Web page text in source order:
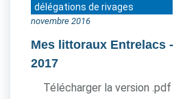
délégations de rivages
novembre 2016
Mes littoraux Entrelacs -
2017
Télécharger la version .pdf